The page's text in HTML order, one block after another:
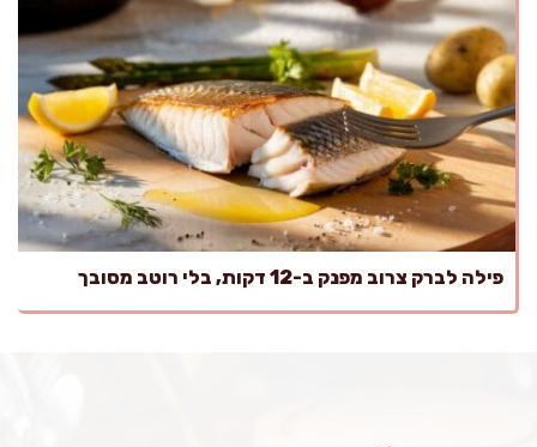
פילה לברק צרוב מפנק ב-12 דקות, בלי רוטב מסובך